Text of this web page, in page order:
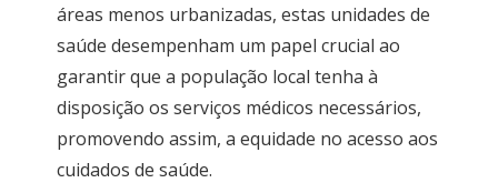
áreas menos urbanizadas, estas unidades de
saúde desempenham um papel crucial ao
garantir que a população local tenha à
disposição os serviços médicos necessários,
promovendo assim, a equidade no acesso aos
cuidados de saúde.